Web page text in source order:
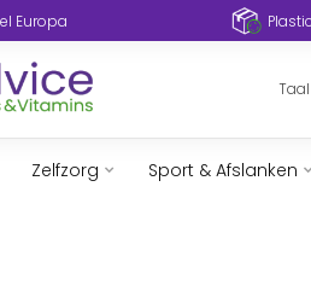
Europa
Taal
Zelfzorg Sport & Afslanken